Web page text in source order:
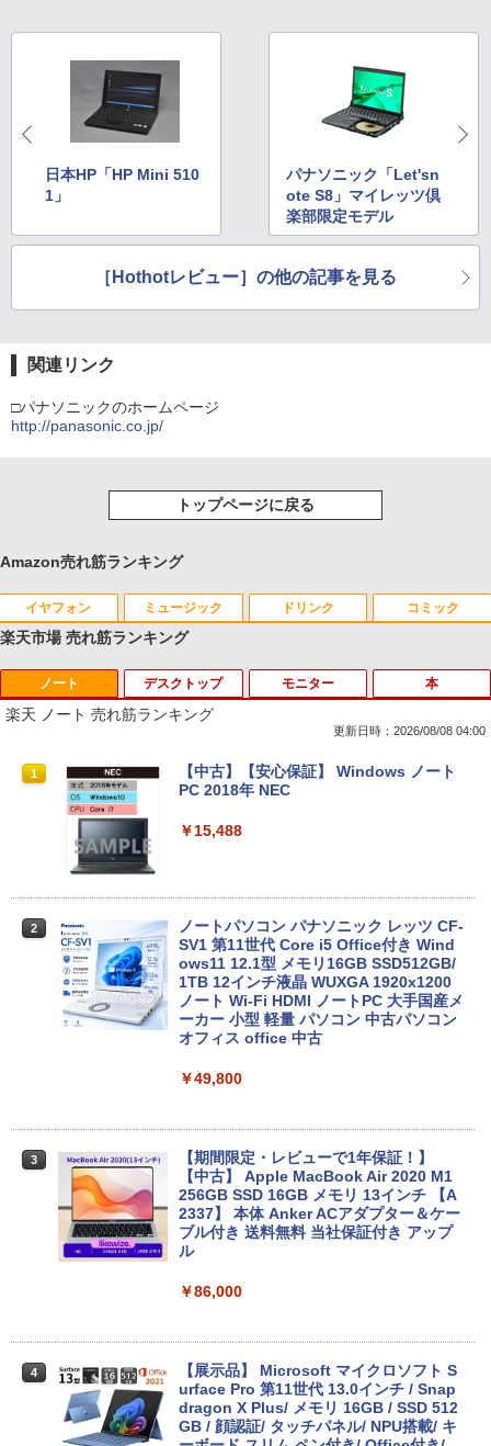
日本HP「HP Mini 510
1」
パナソニック「Let'sn
ote S8」マイレッツ倶
楽部限定モデル
［Hothotレビュー］の他の記事を見る
関連リンク
□パナソニックのホームページ
http://panasonic.co.jp/
トップページに戻る
Amazon売れ筋ランキング
イヤフォン
Anker Soundcore P40i オフホワイト
￥7,990
Anker Soundcore P31i ホワイト
Anker Soundcore Liberty 5 ミッドナイトブ
ラック
￥14,990
るーとゅーす コードレス ENCノイズキャン
セリング 自動ペアリング Type-C充電 マイク
付き 防水 タッチ式音量調整 スポーツ/通勤/通
学/WEB会議 6.0(オフホワイト)
￥2,599
￥3,480
ミュージック
BRUCE WAYNE feat. Flo Milli, ATL Jacob
[Explicit]
BRUCE WAYNE feat. Flo Milli, ATL Jacob
[Explicit]
On My Road (Stadium ver.)
￥250
BUGS LIFE
￥250
ドリンク
【Amazon.co.jp限定】 い・ろ・は・す 2L P
ET ラベルレス ×8本
by Amazon 天然水 ラベルレス 500ml ×24本
富士山の天然水 バナジウム含有 水 ミネラル
￥1,380
by Amazon 天然水ラベルレス 2L×9本
￥1,117
art Basic)
￥1,625
コカ・コーラ やかんの麦茶 from 爽健美茶 ラ
コミック
薬屋のひとりごと 17巻 (デジタル版ビッグガ
ンガンコミックス)
異世界居酒屋「のぶ」(22) (角川コミックス・
エース)
ONE PIECE モノクロ版 115 (ジャンプコミッ
クスDIGITAL)
￥594
￥572
スーパーの裏でヤニ吸うふたり 9巻 (デジタル
版ビッグガンガンコミックス)
￥810
楽天市場 売れ筋ランキング
ノート
楽天 ノート 売れ筋ランキング
更新日時：2026/08/08 04:00
1
【中古】【安心保証】 Windows ノート
PC 2018年 NEC
￥15,488
2
ノートパソコン パナソニック レッツ CF-
SV1 第11世代 Core i5 Office付き Wind
ows11 12.1型 メモリ16GB SSD512GB/
1TB 12インチ液晶 WUXGA 1920x1200
ノート Wi-Fi HDMI ノートPC 大手国産メ
ーカー 小型 軽量 パソコン 中古パソコン
オフィス office 中古
￥49,800
3
【期間限定・レビューで1年保証！】
【中古】 Apple MacBook Air 2020 M1
256GB SSD 16GB メモリ 13インチ 【A
2337】 本体 Anker ACアダプター＆ケー
ブル付き 送料無料 当社保証付き アップ
ル
￥86,000
4
【展示品】 Microsoft マイクロソフト S
urface Pro 第11世代 13.0インチ / Snap
dragon X Plus/ メモリ 16GB / SSD 512
GB / 顔認証/ タッチパネル/ NPU搭載/ キ
デスクトップ モニター 本